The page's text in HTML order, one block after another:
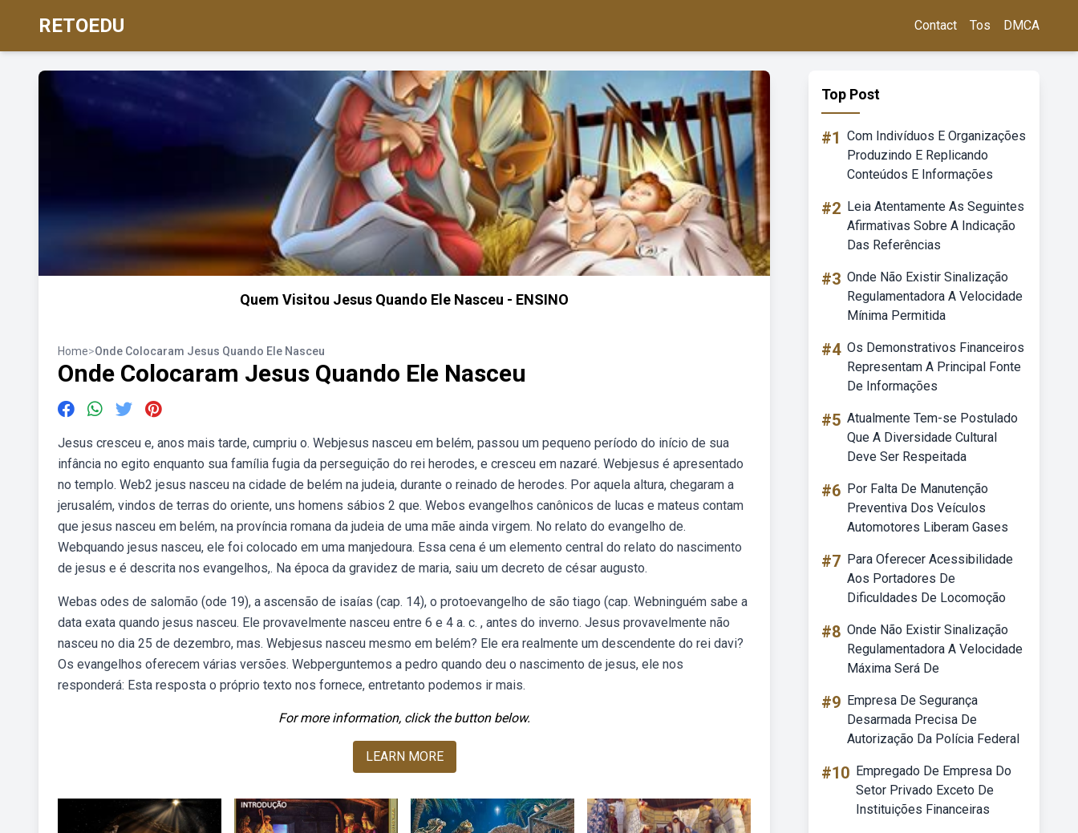
RETOEDU Contact Tos DMCA
Quem Visitou Jesus Quando Ele Nasceu - ENSINO
Home>Onde Colocaram Jesus Quando Ele Nasceu
Onde Colocaram Jesus Quando Ele Nasceu
Jesus cresceu e, anos mais tarde, cumpriu o. Webjesus nasceu em belém, passou um pequeno período do início de sua
infância no egito enquanto sua família fugia da perseguição do rei herodes, e cresceu em nazaré. Webjesus é apresentado
no templo. Web2 jesus nasceu na cidade de belém na judeia, durante o reinado de herodes. Por aquela altura, chegaram a
jerusalém, vindos de terras do oriente, uns homens sábios 2 que. Webos evangelhos canônicos de lucas e mateus contam
que jesus nasceu em belém, na província romana da judeia de uma mãe ainda virgem. No relato do evangelho de.
Webquando jesus nasceu, ele foi colocado em uma manjedoura. Essa cena é um elemento central do relato do nascimento
de jesus e é descrita nos evangelhos,. Na época da gravidez de maria, saiu um decreto de césar augusto.
Webas odes de salomão (ode 19), a ascensão de isaías (cap. 14), o protoevangelho de são tiago (cap. Webninguém sabe a
data exata quando jesus nasceu. Ele provavelmente nasceu entre 6 e 4 a. c. , antes do inverno. Jesus provavelmente não
nasceu no dia 25 de dezembro, mas. Webjesus nasceu mesmo em belém? Ele era realmente um descendente do rei davi?
Os evangelhos oferecem várias versões. Webperguntemos a pedro quando deu o nascimento de jesus, ele nos
responderá: Esta resposta o próprio texto nos fornece, entretanto podemos ir mais.
For more information, click the button below.
LEARN MORE
Top Post
#1 Com Indivíduos E Organizações
Produzindo E Replicando
Conteúdos E Informações
#2 Leia Atentamente As Seguintes
Afirmativas Sobre A Indicação
Das Referências
#3 Onde Não Existir Sinalização
Regulamentadora A Velocidade
Mínima Permitida
#4 Os Demonstrativos Financeiros
Representam A Principal Fonte
De Informações
#5 Atualmente Tem-se Postulado
Que A Diversidade Cultural
Deve Ser Respeitada
#6 Por Falta De Manutenção
Preventiva Dos Veículos
Automotores Liberam Gases
#7 Para Oferecer Acessibilidade
Aos Portadores De
Dificuldades De Locomoção
#8 Onde Não Existir Sinalização
Regulamentadora A Velocidade
Máxima Será De
#9 Empresa De Segurança
Desarmada Precisa De
Autorização Da Polícia Federal
#10 Empregado De Empresa Do
Setor Privado Exceto De
Instituições Financeiras